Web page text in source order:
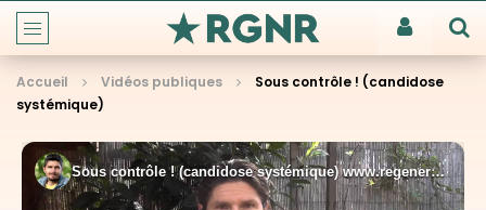
Accueil Vidéos publiques
Sous contrôle ! (candidose
systémique)